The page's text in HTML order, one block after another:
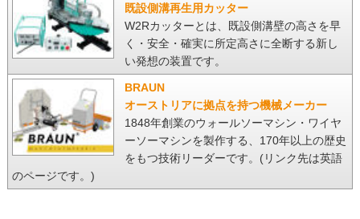
既設側溝再生用カッター
W2Rカッターとは、既設側溝壁の高さを早
く・安全・確実に所定高さに全断する新し
い発想の装置です。
BRAUN
オーストリアに拠点を持つ機械メーカー
1848年創業のウォールソーマシン・ワイヤ
ーソーマシンを製作する、170年以上の歴史
をもつ技術リーダーです。(リンク先は英語
のページです。)